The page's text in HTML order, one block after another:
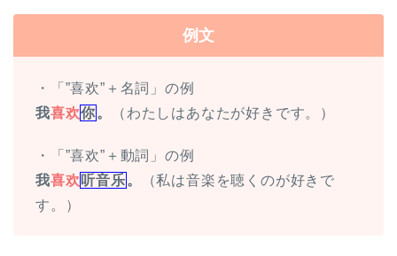
例文
・「”喜欢”＋名詞」の例
我喜欢你。 （わたしはあなたが好きです。）
・「”喜欢”＋動詞」の例
我喜欢 听音乐 。
（私は音楽を聴くのが好きで
す。）